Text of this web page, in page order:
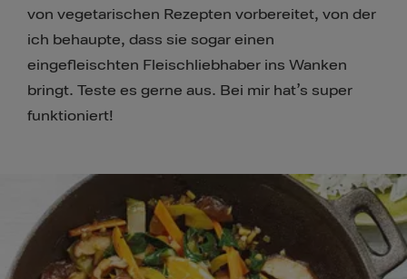
von vegetarischen Rezepten vorbereitet, von der
ich behaupte, dass sie sogar einen
eingefleischten Fleischliebhaber ins Wanken
bringt. Teste es gerne aus. Bei mir hat’s super
funktioniert!